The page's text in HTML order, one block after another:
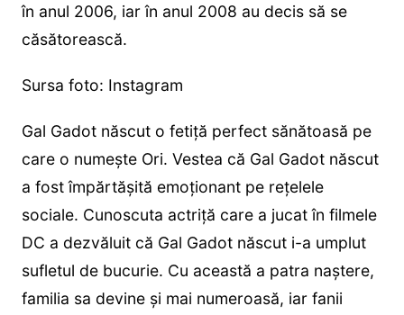
în anul 2006, iar în anul 2008 au decis să se
căsătorească.
Sursa foto: Instagram
Gal Gadot născut o fetiță perfect sănătoasă pe
care o numește Ori. Vestea că Gal Gadot născut
a fost împărtășită emoționant pe rețelele
sociale. Cunoscuta actriță care a jucat în filmele
DC a dezvăluit că Gal Gadot născut i-a umplut
sufletul de bucurie. Cu această a patra naștere,
familia sa devine și mai numeroasă, iar fanii